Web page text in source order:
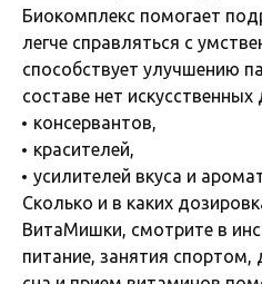
Биокомплекс помогает
легче справляться с
способствует улучшению
составе нет искусственных
консервантов,
красителей,
усилителей вкуса и
Сколько и в каких
ВитаМишки, смотрите в
питание, занятия спортом,